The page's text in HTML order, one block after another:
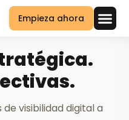
Empieza ahora
visibilidad digital a